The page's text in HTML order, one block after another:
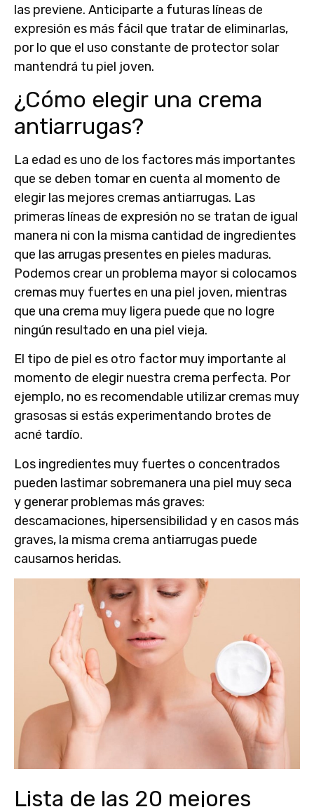
las previene. Anticiparte a futuras líneas de
expresión es más fácil que tratar de eliminarlas,
por lo que el uso constante de protector solar
mantendrá tu piel joven.
¿Cómo elegir una crema
antiarrugas?
La edad es uno de los factores más importantes
que se deben tomar en cuenta al momento de
elegir las mejores cremas antiarrugas. Las
primeras líneas de expresión no se tratan de igual
manera ni con la misma cantidad de ingredientes
que las arrugas presentes en pieles maduras.
Podemos crear un problema mayor si colocamos
cremas muy fuertes en una piel joven, mientras
que una crema muy ligera puede que no logre
ningún resultado en una piel vieja.
El tipo de piel es otro factor muy importante al
momento de elegir nuestra crema perfecta. Por
ejemplo, no es recomendable utilizar cremas muy
grasosas si estás experimentando brotes de
acné tardío.
Los ingredientes muy fuertes o concentrados
pueden lastimar sobremanera una piel muy seca
y generar problemas más graves:
descamaciones, hipersensibilidad y en casos más
graves, la misma crema antiarrugas puede
causarnos heridas.
Lista de las 20 mejores